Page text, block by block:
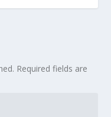
Required fields are